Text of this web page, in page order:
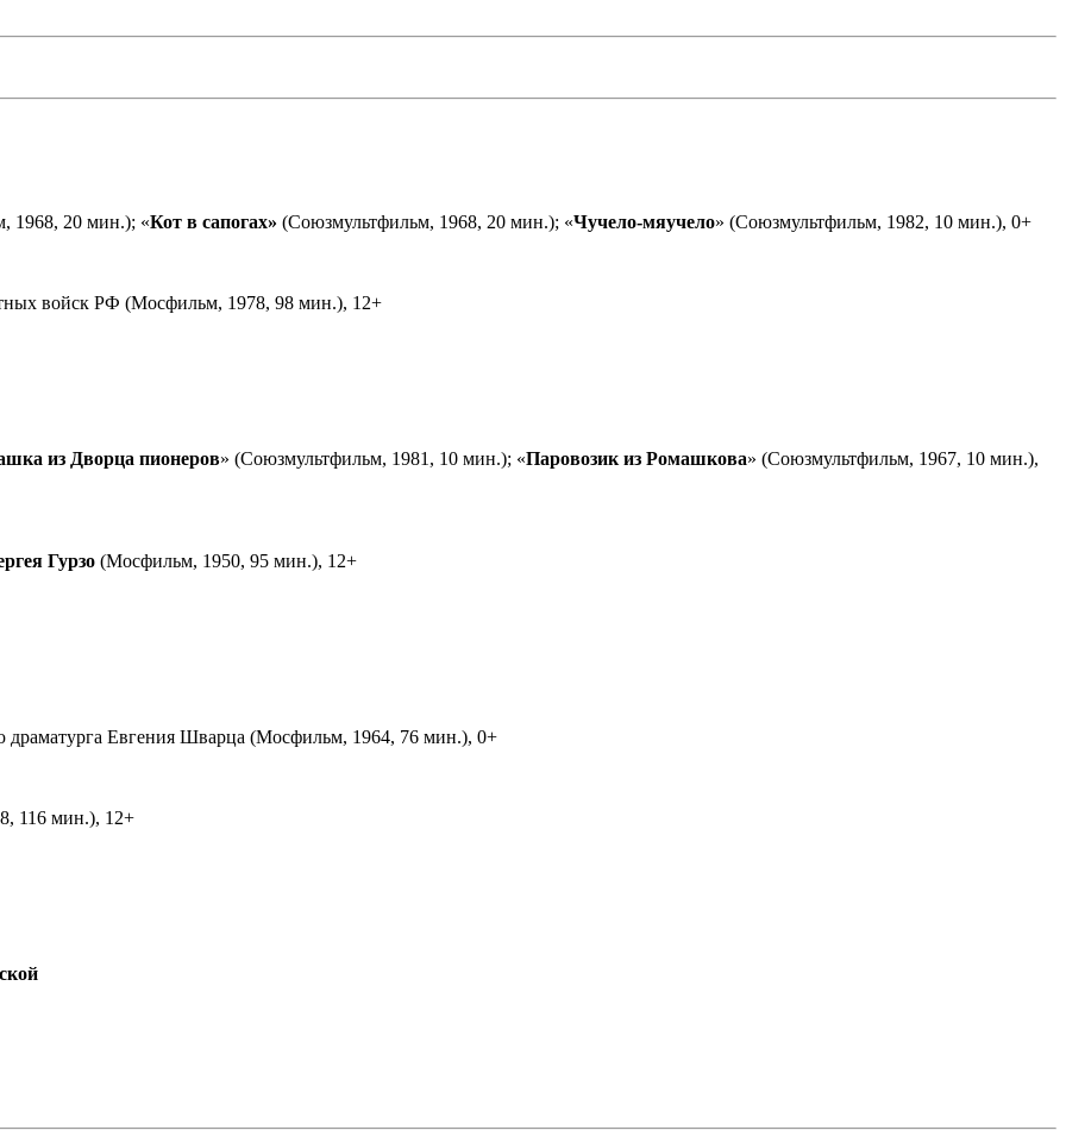
1968, 20 мин.); «Кот в сапогах» (Союзмультфильм, 1968, 20 мин.); «Чучело-мяучело» (Союзмультфильм, 1982, 10 мин.), 0+
войск РФ (Мосфильм, 1978, 98 мин.), 12+
из Дворца пионеров» (Союзмультфильм, 1981, 10 мин.); «Паровозик из Ромашкова» (Союзмультфильм, 1967, 10 мин.),
Гурзо (Мосфильм, 1950, 95 мин.), 12+
драматурга Евгения Шварца (Мосфильм, 1964, 76 мин.), 0+
116 мин.), 12+